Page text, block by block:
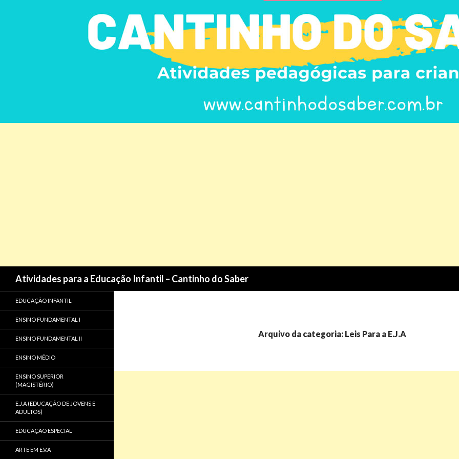
Atividades para a Educação Infantil – Cantinho do Saber
Arquivo da categoria: Leis Para a E.J.A
EDUCAÇÃO INFANTIL
ENSINO FUNDAMENTAL I
ENSINO FUNDAMENTAL II
ENSINO MÉDIO
ENSINO SUPERIOR
(MAGISTÉRIO)
E.J.A (EDUCAÇÃO DE JOVENS E
ADULTOS)
EDUCAÇÃO ESPECIAL
ARTE EM E.V.A